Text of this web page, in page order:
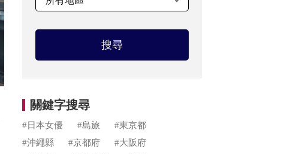
搜尋
關鍵字搜尋
#日本女優 #島旅
#東京都
#沖繩縣
#京都府
#大阪府